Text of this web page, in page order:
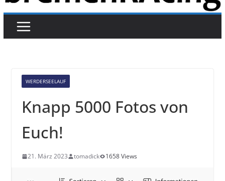
WERDERSEELAUF
Knapp 5000 Fotos von
Euch!
21. März 2023 tomadick 1658 Views